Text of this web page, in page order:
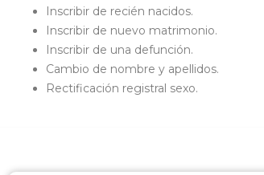
Inscribir de recién nacidos.
Inscribir de nuevo matrimonio.
Inscribir de una defunción.
Cambio de nombre y apellidos.
Rectificación registral sexo.